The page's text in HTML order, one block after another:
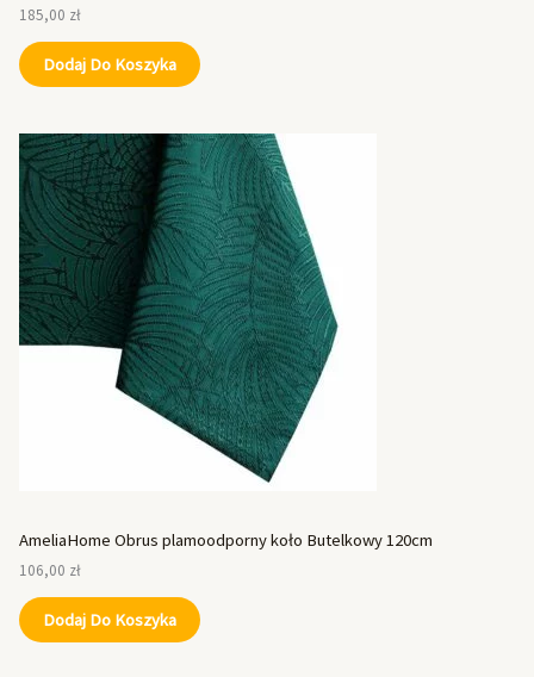
185,00 zł
Dodaj Do Koszyka
AmeliaHome Obrus plamoodporny koło Butelkowy 120cm
106,00 zł
Dodaj Do Koszyka